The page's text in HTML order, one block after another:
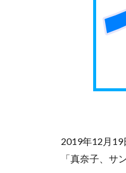
2019年12月19
「真奈子、サ